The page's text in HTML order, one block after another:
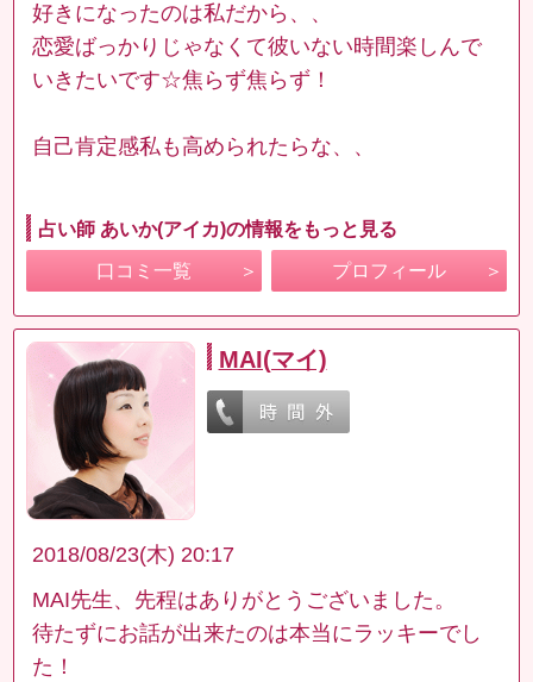
好きになったのは私だから、、
恋愛ばっかりじゃなくて彼いない時間楽しんで
いきたいです☆焦らず焦らず！
自己肯定感私も高められたらな、、
占い師 あいか(アイカ)の情報をもっと見る
口コミ一覧 プロフィール
MAI(マイ)
2018/08/23(木) 20:17
MAI先生、先程はありがとうございました。
待たずにお話が出来たのは本当にラッキーでし
た！